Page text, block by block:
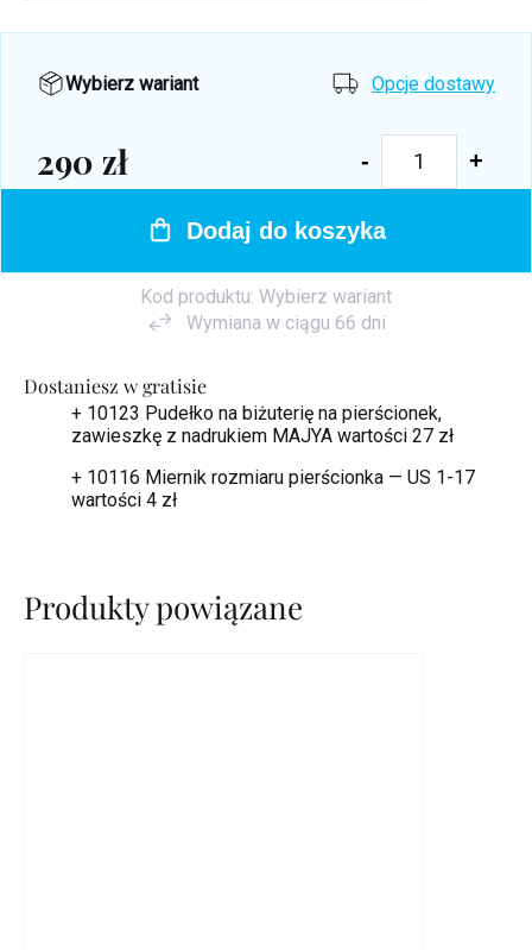
Dostaniesz w gratisie
+ 10123 Pudełko na biżuterię na pierścionek,
zawieszkę z nadrukiem MAJYA wartości 27 zł
+ 10116 Miernik rozmiaru pierścionka — US 1-17
wartości 4 zł
Wybierz wariant Opcje dostawy
290 zł
Cena
Dodaj do koszyka
Kod produktu: Wybierz wariant
Wymiana w ciągu 66 dni
Produkty powiązane